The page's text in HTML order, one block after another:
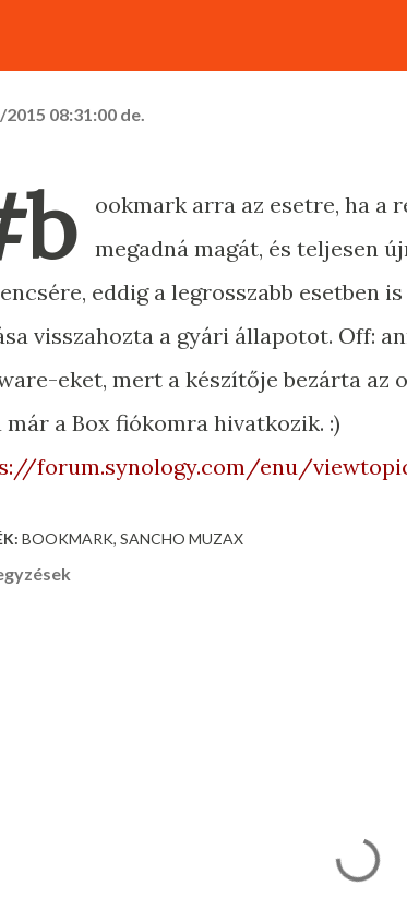
08:31:00 de.
ookmark arra az esetre, ha a
megadná magát, és teljesen
eddig a legrosszabb esetben
visszahozta a gyári állapotot. Off:
eket, mert a készítője bezárta az
a Box fiókomra hivatkozik. :)
forum.synology.com/enu/
BOOKMARK SANCHO MUZAX